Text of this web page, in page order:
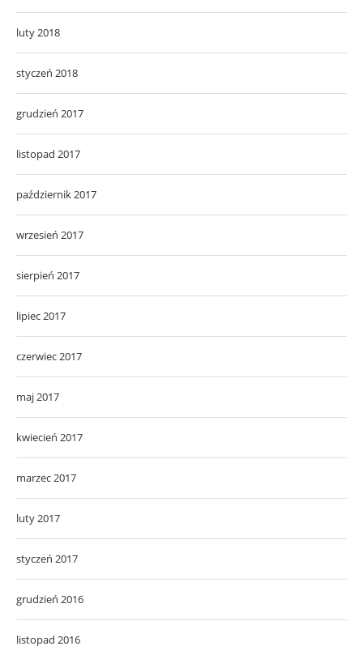
luty 2018
styczeń 2018
grudzień 2017
listopad 2017
październik 2017
wrzesień 2017
sierpień 2017
lipiec 2017
czerwiec 2017
maj 2017
kwiecień 2017
marzec 2017
luty 2017
styczeń 2017
grudzień 2016
listopad 2016